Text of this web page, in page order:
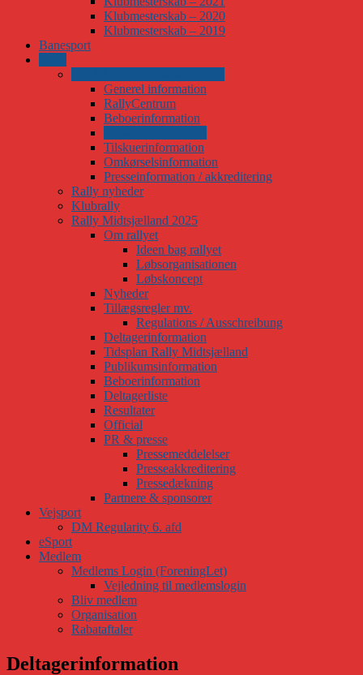
Klubmesterskab – 2020
Klubmesterskab – 2019
Banesport
Generel information
RallyCentrum
Beboerinformation
Tilskuerinformation
Omkørselsinformation
Presseinformation / akkreditering
Rally nyheder
Klubrally
Rally Midtsjælland 2025
Om rallyet
Ideen bag rallyet
Løbsorganisationen
Løbskoncept
Nyheder
Tillægsregler mv.
Regulations / Ausschreibung
Deltagerinformation
Tidsplan Rally Midtsjælland
Publikumsinformation
Beboerinformation
Deltagerliste
Resultater
Official
PR & presse
Pressemeddelelser
Presseakkreditering
Pressedækning
Partnere & sponsorer
Vejsport
DM Regularity 6. afd
eSport
Medlem
Medlems Login (ForeningLet)
Vejledning til medlemslogin
Bliv medlem
Organisation
Rabataftaler
Deltagerinformation